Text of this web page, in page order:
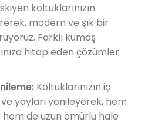
koltuklarınızın
modern ve şık bir
Farklı kumaş
hitap eden çözümler
Koltuklarınızın iç
yayları yenileyerek, hem
de uzun ömürlü hale